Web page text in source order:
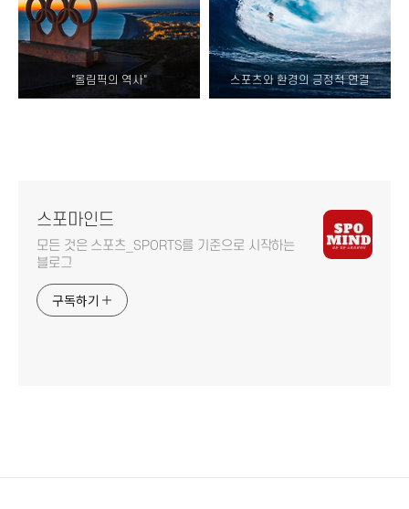
"올림픽의 역사" 스포츠와 환경의 긍정적 연결
스포마인드
모든 것은 스포츠_SPORTS를 기준으로 시작하는
블로그
구독하기